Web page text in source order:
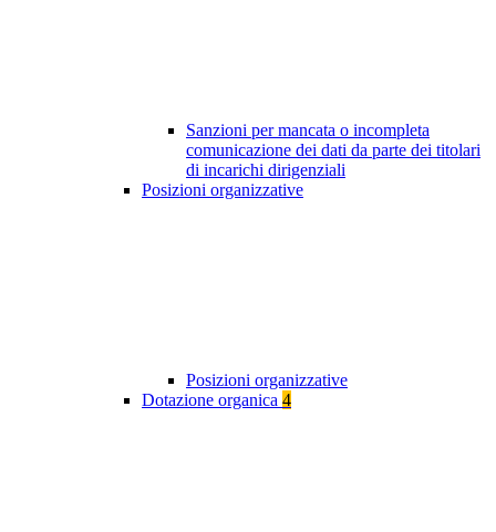
Sanzioni per mancata o incompleta
comunicazione dei dati da parte dei titolari
di incarichi dirigenziali
Posizioni organizzative
Posizioni organizzative
Dotazione organica 4